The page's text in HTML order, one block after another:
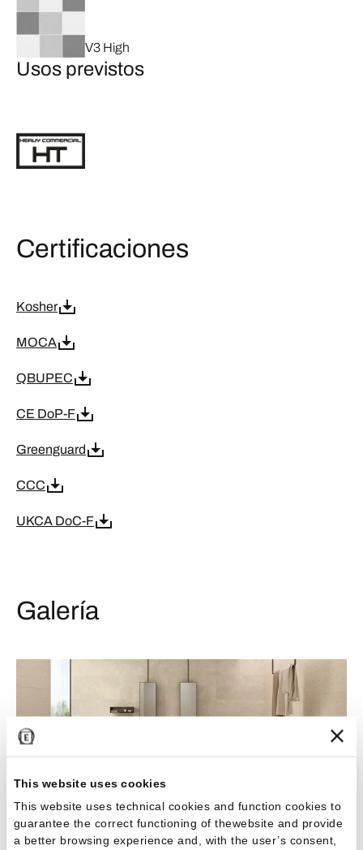
This website uses cookies
This website uses technical cookies and function cookies to
guarantee the correct functioning of thewebsite and provide
a better browsing experience and, with the user’s consent,
V3 High
Usos previstos
Certificaciones
Kosher
MOCA
QBUPEC
CE DoP-F
Greenguard
CCC
UKCA DoC-F
Galería